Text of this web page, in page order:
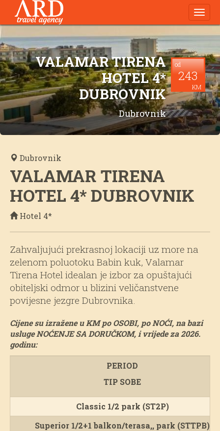
VALAMAR TIRENA
HOTEL 4*
DUBROVNIK
Dubrovnik
od
243
KM
Dubrovnik
VALAMAR TIRENA
HOTEL 4* DUBROVNIK
Hotel 4*
Zahvaljujući prekrasnoj lokaciji uz more na
zelenom poluotoku Babin kuk, Valamar
Tirena Hotel idealan je izbor za opuštajući
obiteljski odmor u blizini veličanstvene
povijesne jezgre Dubrovnika.
Cijene su izražene u KM po OSOBI, po NOĆI, na bazi
usluge NOĆENJE SA DORUČKOM, i vrijede za 2026.
godinu:
PERIOD
TIP SOBE
Classic 1/2 park (ST2P)
Superior 1/2+1 balkon/terasa,, park (STTPB)